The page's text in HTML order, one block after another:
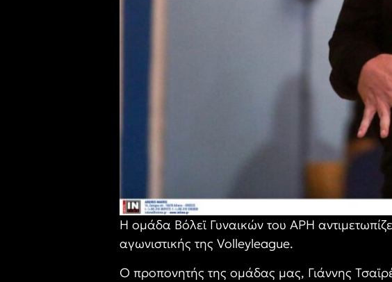
Η ομάδα Βόλεϊ Γυναικών του ΑΡΗ
αγωνιστικής της Volleyleague.
Ο προπονητής της ομάδας μας, Γιάννης